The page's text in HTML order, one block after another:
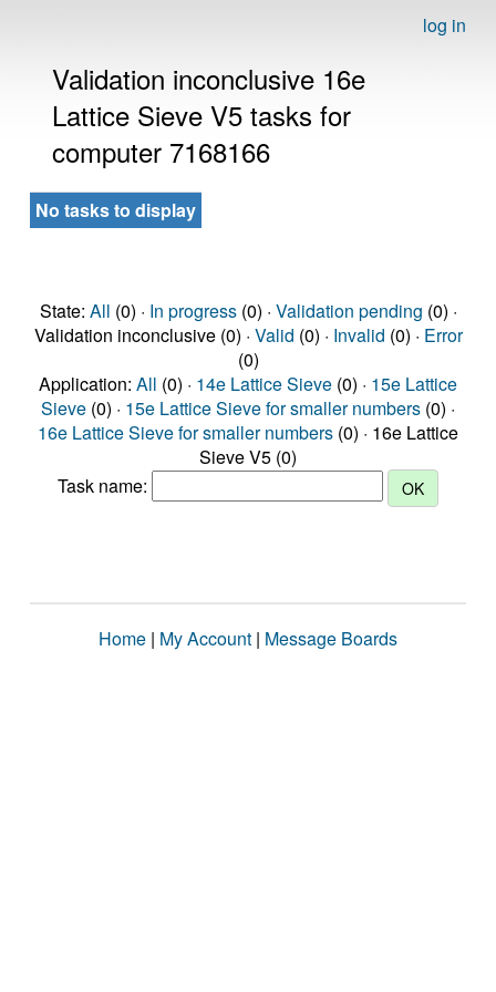
log in
Validation inconclusive 16e
Lattice Sieve V5 tasks for
computer 7168166
No tasks to display
State: All (0) · In progress(0) · Validation pending (0) ·
Validation inconclusive (0) · Valid (0) · Invalid (0) · Error
(0)
Application: All (0) · 14e Lattice Sieve (0) · 15e Lattice
Sieve (0) · 15e Lattice Sieve for smaller numbers (0) ·
16e Lattice Sieve for smaller numbers (0) · 16e Lattice
Sieve V5 (0)
Task name:
Home | My Account | Message Boards